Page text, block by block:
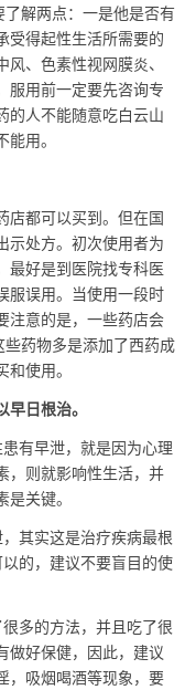
解两点：一是他是否有
受得起性生活所需要的
、色素性视网膜炎、
服用前一定要先咨询专
的人不能随意吃白云山
用。
都可以买到。但在国
示处方。初次使用者为
最好是到医院找专科医
服误用。当使用一段时
注意的是，一些药店会
些药物多是添加了西药成
使用。
日根治。
有早泄，就是因为心理
，则就影响性生活，并
关键。
其实这是治疗疾病最根
的，建议不要盲目的使
多的方法，并且吃了很
做好保健，因此，建议
，吸烟喝酒等现象，要